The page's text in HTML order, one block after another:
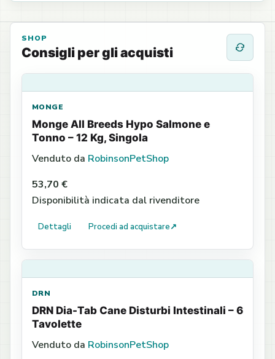
SHOP
Consigli per gli acquisti
MONGE
Monge All Breeds Hypo Salmone e
Tonno – 12 Kg, Singola
Venduto da RobinsonPetShop
53,70 €
Disponibilità indicata dal rivenditore
Dettagli Procedi ad acquistare↗
DRN
DRN Dia-Tab Cane Disturbi Intestinali – 6
Tavolette
Venduto da RobinsonPetShop